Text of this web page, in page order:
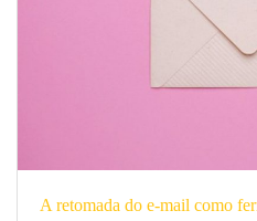
A retomada do e-mail como